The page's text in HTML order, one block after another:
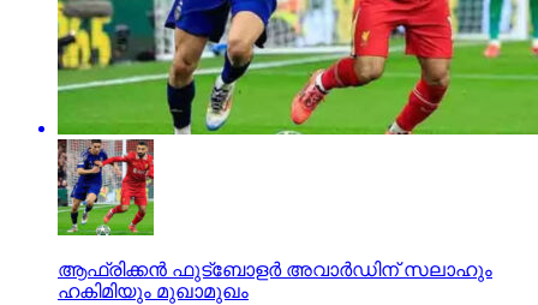
ആഫ്രിക്കന്‍ ഫുട്‌ബോളര്‍ അവാര്‍ഡിന് സലാഹും
ഹകിമിയും മുഖാമുഖം